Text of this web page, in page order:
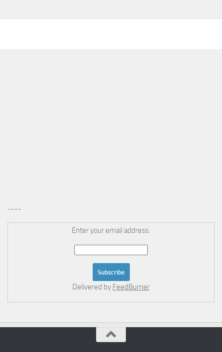
----
Enter your email address:
Delivered by FeedBurner